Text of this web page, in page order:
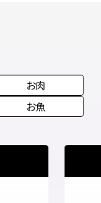
お肉
お魚